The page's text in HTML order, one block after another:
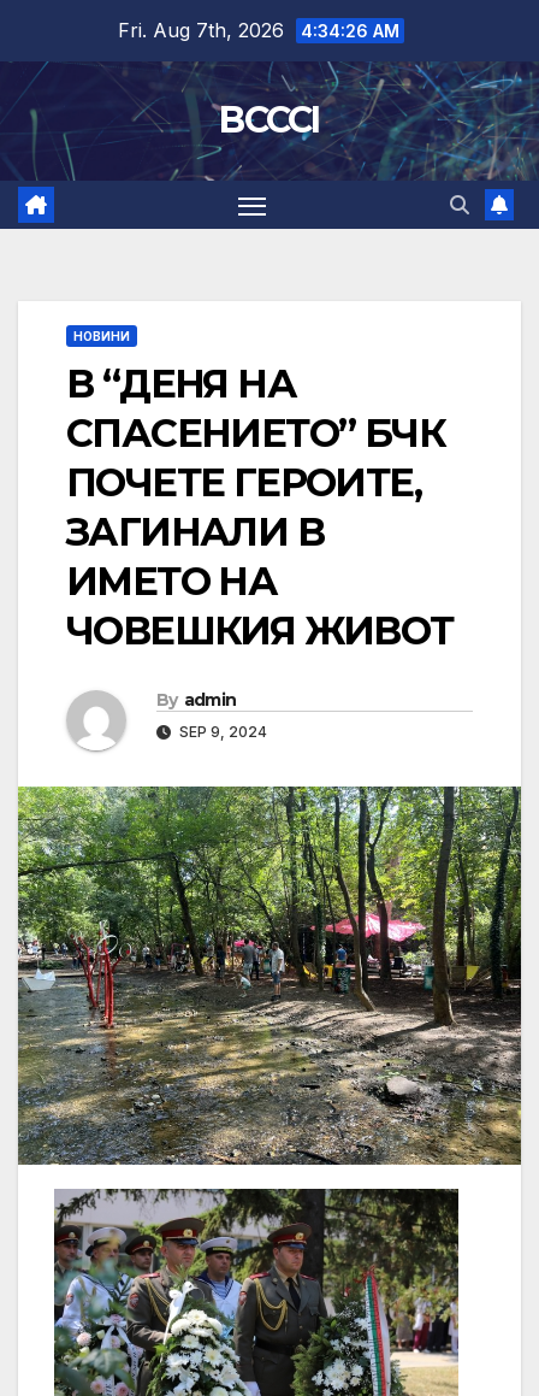
content
Fri. Aug 7th, 2026 4:34:26 AM
BCCCI
НОВИНИ
В “ДЕНЯ НА
СПАСЕНИЕТО” БЧК
ПОЧЕТЕ ГЕРОИТЕ,
ЗАГИНАЛИ В
ИМЕТО НА
ЧОВЕШКИЯ ЖИВОТ
By admin
SEP 9, 2024